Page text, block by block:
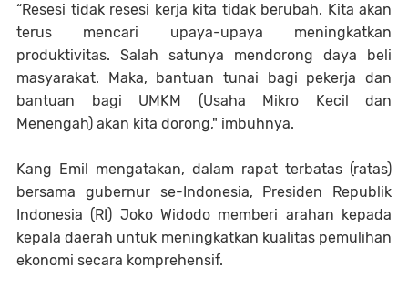
“Resesi tidak resesi kerja kita tidak berubah. Kita akan
terus mencari upaya-upaya meningkatkan
produktivitas. Salah satunya mendorong daya beli
masyarakat. Maka, bantuan tunai bagi pekerja dan
bantuan bagi UMKM (Usaha Mikro Kecil dan
Menengah) akan kita dorong," imbuhnya.
Kang Emil mengatakan, dalam rapat terbatas (ratas)
bersama gubernur se-Indonesia, Presiden Republik
Indonesia (RI) Joko Widodo memberi arahan kepada
kepala daerah untuk meningkatkan kualitas pemulihan
ekonomi secara komprehensif.